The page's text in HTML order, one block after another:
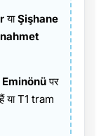
याŞişhane
Eminönüपर
या T1 tram